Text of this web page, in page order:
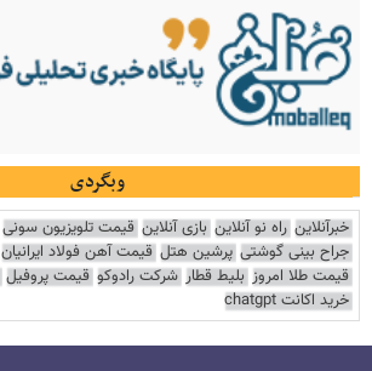
وبگردی
خبرآنلاین راه نو آنلاین بازی آنلاین قیمت تلویزیون سونی
جراح بینی گوشتی پرشین هتل قیمت آهن فولاد ایرانیان
قیمت طلا امروز بلیط قطار شرکت رادوکو قیمت پروفیل
خرید اکانت chatgpt